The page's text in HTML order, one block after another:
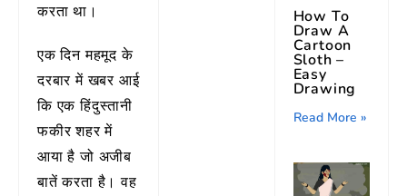
करता था।
एक दिन महमूद के
दरबार में खबर आई
कि एक हिंदुस्तानी
फकीर शहर में
आया है जो अजीब
बातें करता है। वह
How To
Draw A
Cartoon
Sloth –
Easy
Drawing
Read More »